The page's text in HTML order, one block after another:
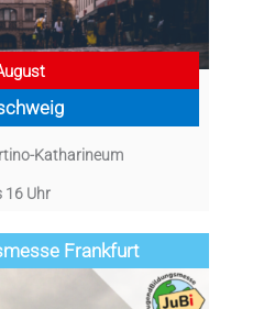
Katharineum
16 Uhr
Frankfurt